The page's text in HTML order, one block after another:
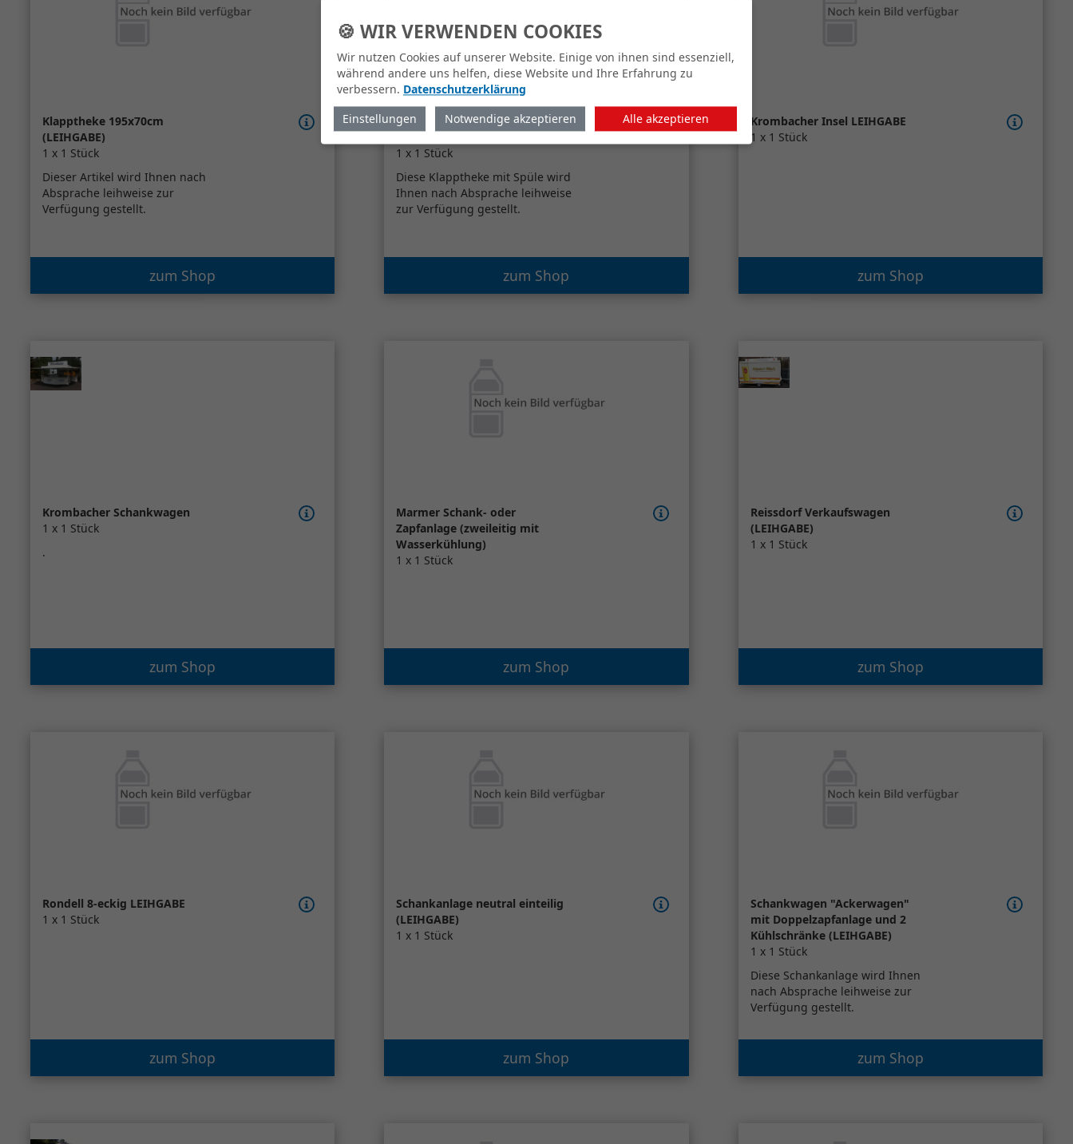
Klapptheke 195x70cm
(LEIHGABE)
1 x 1 Stück
Dieser Artikel wird Ihnen nach
Absprache leihweise zur
Verfügung gestellt.
zum Shop
Klapptheke mit Spüle
(LEIHGABE)
1 x 1 Stück
Diese Klapptheke mit Spüle wird
Ihnen nach Absprache leihweise
zur Verfügung gestellt.
zum Shop
Krombacher Insel LEIHGABE
1 x 1 Stück
zum Shop
Krombacher Schankwagen
1 x 1 Stück
.
zum Shop
Marmer Schank- oder
Zapfanlage (zweileitig mit
Wasserkühlung)
1 x 1 Stück
zum Shop
Reissdorf Verkaufswagen
(LEIHGABE)
1 x 1 Stück
zum Shop
Rondell 8-eckig LEIHGABE
1 x 1 Stück
zum Shop
Schankanlage neutral einteilig
(LEIHGABE)
1 x 1 Stück
zum Shop
Schankwagen "Ackerwagen"
mit Doppelzapfanlage und 2
Kühlschränke (LEIHGABE)
1 x 1 Stück
Diese Schankanlage wird Ihnen
nach Absprache leihweise zur
Verfügung gestellt.
zum Shop
🍪 WIR VERWENDEN COOKIES
Wir nutzen Cookies auf unserer Website. Einige von ihnen sind essenziell,
während andere uns helfen, diese Website und Ihre Erfahrung zu
verbessern. Datenschutzerklärung
Einstellungen
Notwendige akzeptieren Alle akzeptieren